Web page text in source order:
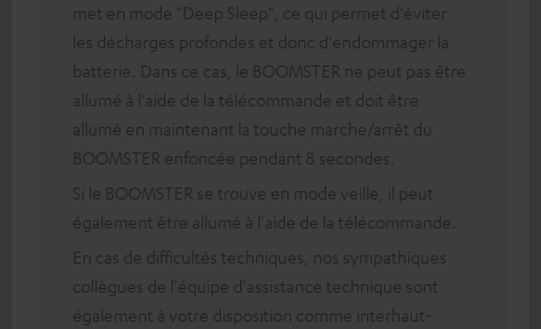
met en mode "Deep Sleep", ce qui permet d'éviter
les décharges profondes et donc d'endommager la
batterie. Dans ce cas, le BOOMSTER ne peut pas être
allumé à l'aide de la télécommande et doit être
allumé en maintenant la touche marche/arrêt du
BOOMSTER enfoncée pendant 8 secondes.
Si le BOOMSTER se trouve en mode veille, il peut
également être allumé à l'aide de la télécommande.
En cas de difficultés techniques, nos sympathiques
collègues de l'équipe d'assistance technique sont
également à votre disposition comme interhaut-